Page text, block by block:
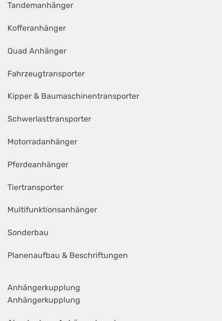
Tandemanhänger
Kofferanhänger
Quad Anhänger
Fahrzeugtransporter
Kipper & Baumaschinentransporter
Schwerlasttransporter
Motorradanhänger
Pferdeanhänger
Tiertransporter
Multifunktionsanhänger
Sonderbau
Planenaufbau & Beschriftungen
Anhängerkupplung
Anhängerkupplung